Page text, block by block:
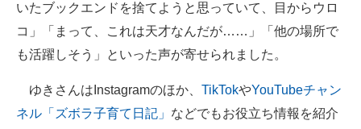
いたブックエンドを捨てようと思っていて、目からウロ
コ」「まって、これは天才なんだが……」「他の場所で
も活躍しそう」といった声が寄せられました。
ゆきさんはInstagramのほか、 TikTokやYouTubeチャン
ネル「ズボラ子育て日記」 などでもお役立ち情報を紹介